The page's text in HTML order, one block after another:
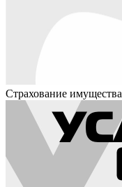
Страхование имущества